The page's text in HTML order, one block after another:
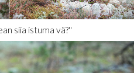
siia istuma vä?''